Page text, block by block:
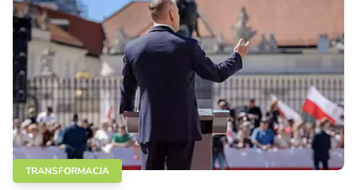
TRANSFORMACJA